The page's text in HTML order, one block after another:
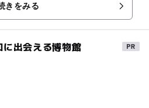
きをみる
出会える博物館